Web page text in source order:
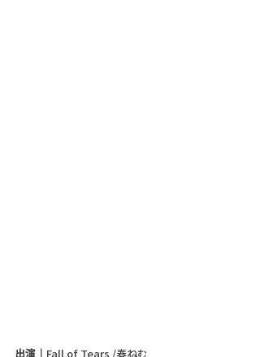
出演｜ Fall of Tears /春ねむ